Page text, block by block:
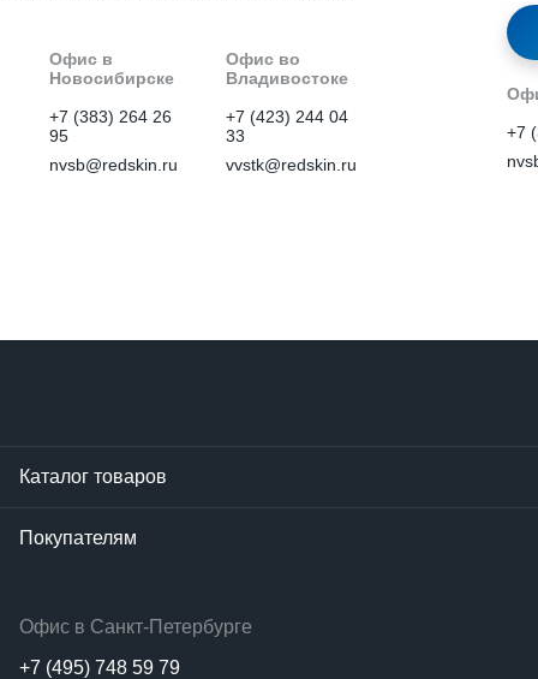
Офис в
Новосибирске
+7 (383) 264 26
95
nvsb@redskin.ru
Офис во
Владивостоке
+7 (423) 244 04
33
vvstk@redskin.ru
+7
Каталог товаров
Покупателям
Офис в Санкт-Петербурге
+7 (495) 748 59 79